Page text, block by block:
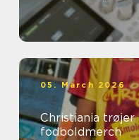
05. March 2026
Christiania trøjer mere end bare
fodboldmerch